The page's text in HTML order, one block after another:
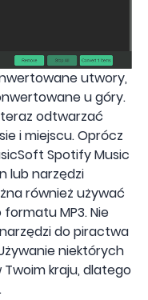
utwory,
u góry.
odtwarzać
i miejscu. Oprócz
Spotify Music
lub narzędzi
również używać
MP3. Nie
do piractwa
niektórych
kraju, dlatego